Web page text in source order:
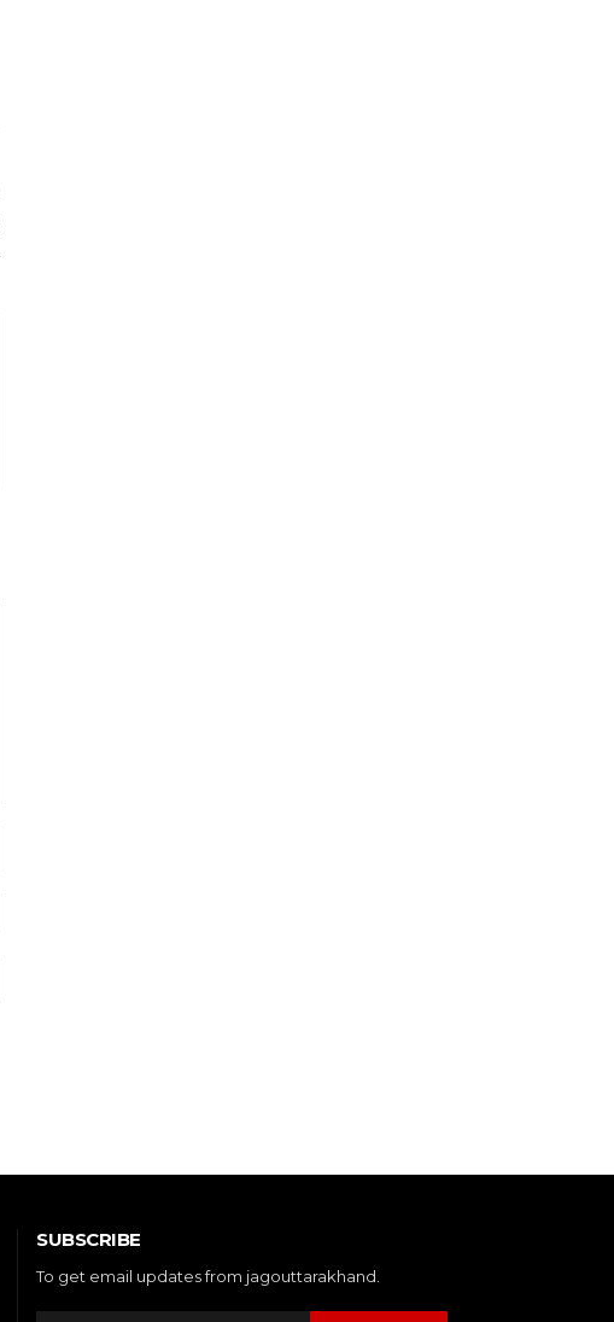
SUBSCRIBE
To get email updates from jagouttarakhand.